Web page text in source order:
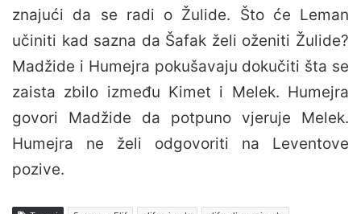
znajući da se radi o Žulide. Što će Leman
učiniti kad sazna da Šafak želi oženiti Žulide?
Madžide i Humejra pokušavaju dokučiti šta se
zaista zbilo između Kimet i Melek. Humejra
govori Madžide da potpuno vjeruje Melek.
Humejra ne želi odgovoriti na Leventove
pozive.